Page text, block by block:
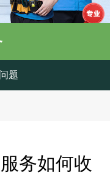
题
务如何收